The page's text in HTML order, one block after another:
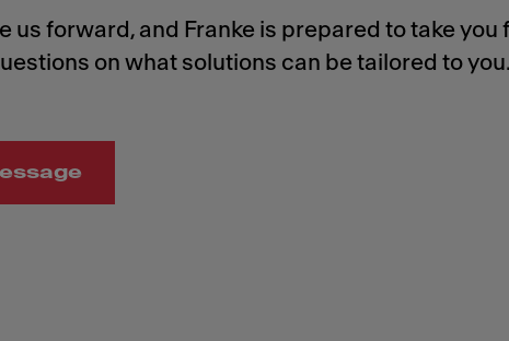
us forward, and Franke is prepared to take you